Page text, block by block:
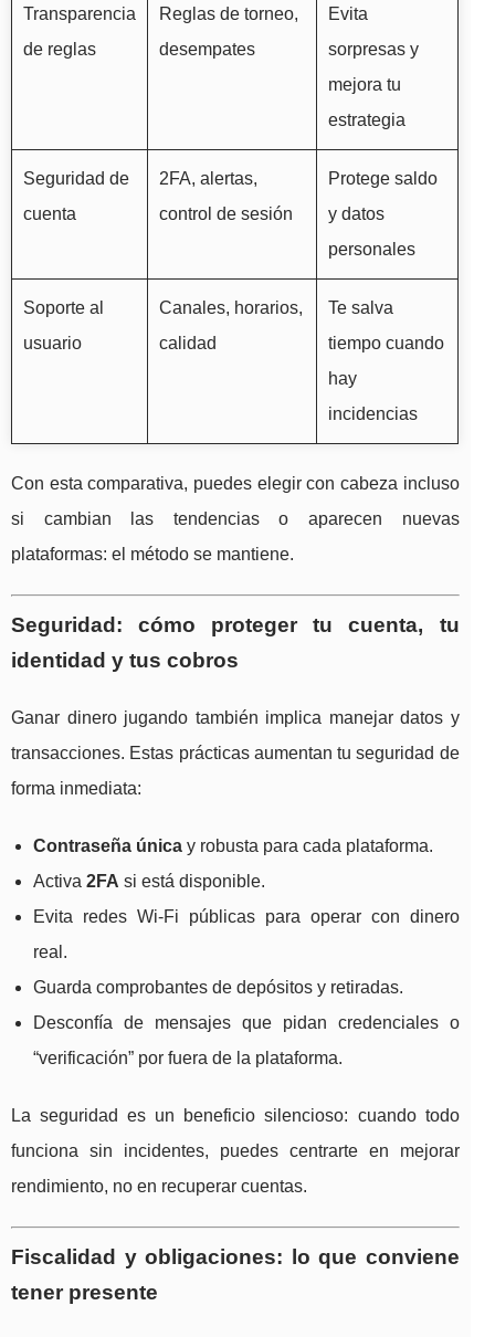
Transparencia
de reglas
Reglas de torneo,
desempates
Evita
sorpresas y
mejora tu
estrategia
Seguridad de
cuenta
2FA, alertas,
control de sesión
Protege saldo
y datos
personales
Soporte al
usuario
Canales, horarios,
calidad
Te salva
tiempo cuando
hay
incidencias
Con esta comparativa, puedes elegir con cabeza incluso
si cambian las tendencias o aparecen nuevas
plataformas: el método se mantiene.
Seguridad: cómo proteger tu cuenta, tu
identidad y tus cobros
Ganar dinero jugando también implica manejar datos y
transacciones. Estas prácticas aumentan tu seguridad de
forma inmediata:
Contraseña única y robusta para cada plataforma.
Activa 2FA si está disponible.
Evita redes Wi-Fi públicas para operar con dinero
real.
Guarda comprobantes de depósitos y retiradas.
Desconfía de mensajes que pidan credenciales o
“verificación” por fuera de la plataforma.
La seguridad es un beneficio silencioso: cuando todo
funciona sin incidentes, puedes centrarte en mejorar
rendimiento, no en recuperar cuentas.
Fiscalidad y obligaciones: lo que conviene
tener presente